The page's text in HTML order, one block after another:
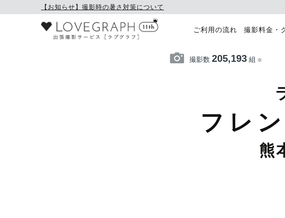
【お知らせ】撮影時の暑さ対策について
ご利用の流れ 撮影料金・
撮影数 205,193組 ※
フレ
熊